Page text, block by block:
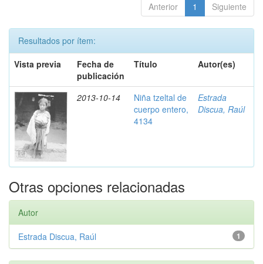
Anterior 1 Siguiente
Resultados por ítem:
Vista previa
Fecha de
publicación
Título Autor(es)
2013-10-14
Niña tzeltal de
cuerpo entero,
4134
Estrada
Discua, Raúl
Otras opciones relacionadas
Autor
1
Estrada Discua, Raúl